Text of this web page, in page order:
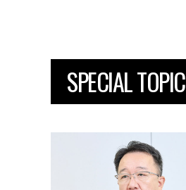
SPECIAL TOPIC